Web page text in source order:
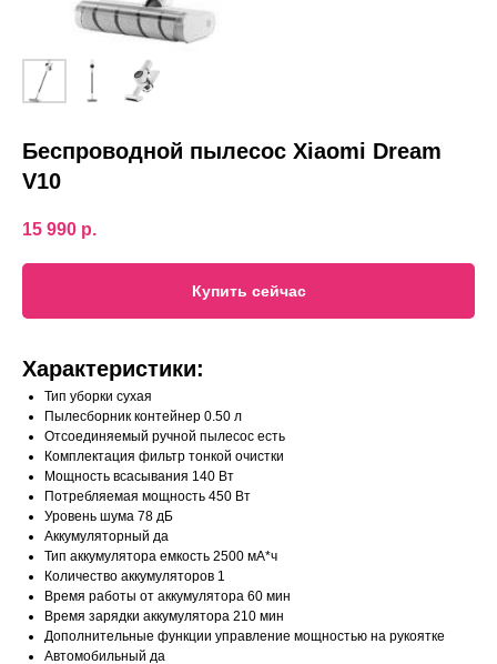
Беспроводной пылесос Xiaomi Dream
V10
15 990 р.
Купить сейчас
Характеристики:
Тип уборки сухая
Пылесборник контейнер 0.50 л
Отсоединяемый ручной пылесос есть
Комплектация фильтр тонкой очистки
Мощность всасывания 140 Вт
Потребляемая мощность 450 Вт
Уровень шума 78 дБ
Аккумуляторный да
Тип аккумулятора емкость 2500 мА*ч
Количество аккумуляторов 1
Время работы от аккумулятора 60 мин
Время зарядки аккумулятора 210 мин
Дополнительные функции управление мощностью на рукоятке
Автомобильный да